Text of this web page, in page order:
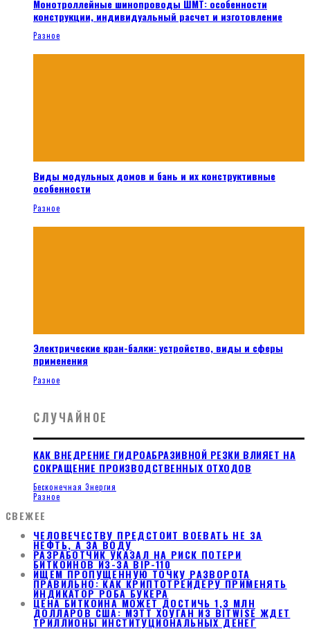
Монотроллейные шинопроводы ШМТ: особенности
конструкции, индивидуальный расчет и изготовление
Разное
Виды модульных домов и бань и их конструктивные
особенности
Разное
Электрические кран-балки: устройство, виды и сферы
применения
Разное
СЛУЧАЙНОЕ
КАК ВНЕДРЕНИЕ ГИДРОАБРАЗИВНОЙ РЕЗКИ ВЛИЯЕТ НА
СОКРАЩЕНИЕ ПРОИЗВОДСТВЕННЫХ ОТХОДОВ
Бесконечная Энергия
Разное
СВЕЖЕЕ
ЧЕЛОВЕЧЕСТВУ ПРЕДСТОИТ ВОЕВАТЬ НЕ ЗА
НЕФТЬ, А ЗА ВОДУ
РАЗРАБОТЧИК УКАЗАЛ НА РИСК ПОТЕРИ
БИТКОИНОВ ИЗ-ЗА BIP-110
ИЩЕМ ПРОПУЩЕННУЮ ТОЧКУ РАЗВОРОТА
ПРАВИЛЬНО: КАК КРИПТОТРЕЙДЕРУ ПРИМЕНЯТЬ
ИНДИКАТОР РОБА БУКЕРА
ЦЕНА БИТКОИНА МОЖЕТ ДОСТИЧЬ 1,3 МЛН
ДОЛЛАРОВ США: МЭТТ ХОУГАН ИЗ BITWISE ЖДЕТ
ТРИЛЛИОНЫ ИНСТИТУЦИОНАЛЬНЫХ ДЕНЕГ